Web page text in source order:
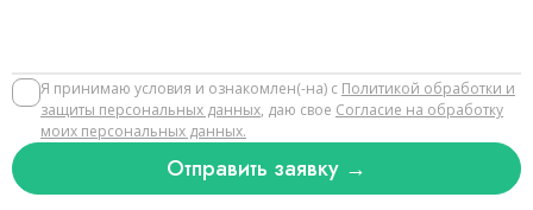
Я принимаю условия и ознакомлен(-на) с Политикой обработки и
защиты персональных данных, даю свое Согласие на обработку
моих персональных данных.
Отправить заявку →